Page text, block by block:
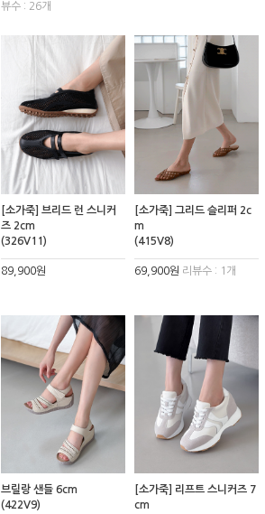
뷰수 : 26개
[소가죽] 브리드 런 스니커
즈 2cm
(326V11)
89,900원
[소가죽] 그리드 슬리퍼 2c
m
(415V8)
69,900원 리뷰수 : 1개
브릴랑 샌들 6cm
(422V9)
[소가죽] 리프트 스니커즈 7
cm